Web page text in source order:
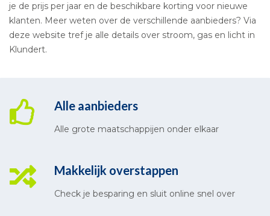
je de prijs per jaar en de beschikbare korting voor nieuwe
klanten. Meer weten over de verschillende aanbieders? Via
deze website tref je alle details over stroom, gas en licht in
Klundert.
Alle aanbieders
Alle grote maatschappijen onder elkaar
Makkelijk overstappen
Check je besparing en sluit online snel over